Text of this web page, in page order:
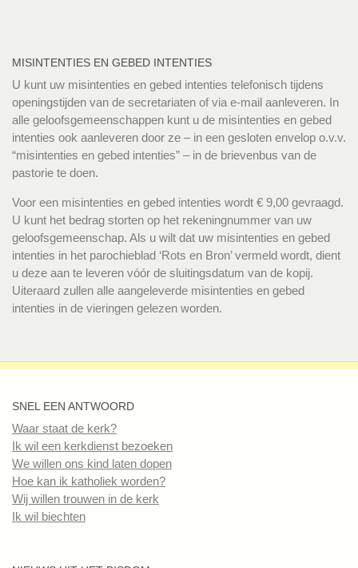
MISINTENTIES EN GEBED INTENTIES
U kunt uw misintenties en gebed intenties telefonisch tijdens
openingstijden van de secretariaten of via e-mail aanleveren. In
alle geloofsgemeenschappen kunt u de misintenties en gebed
intenties ook aanleveren door ze – in een gesloten envelop o.v.v.
“misintenties en gebed intenties” – in de brievenbus van de
pastorie te doen.
Voor een misintenties en gebed intenties wordt € 9,00 gevraagd.
U kunt het bedrag storten op het rekeningnummer van uw
geloofsgemeenschap. Als u wilt dat uw misintenties en gebed
intenties in het parochieblad ‘Rots en Bron’ vermeld wordt, dient
u deze aan te leveren vóór de sluitingsdatum van de kopij.
Uiteraard zullen alle aangeleverde misintenties en gebed
intenties in de vieringen gelezen worden.
SNEL EEN ANTWOORD
Waar staat de kerk?
Ik wil een kerkdienst bezoeken
We willen ons kind laten dopen
Hoe kan ik katholiek worden?
Wij willen trouwen in de kerk
Ik wil biechten